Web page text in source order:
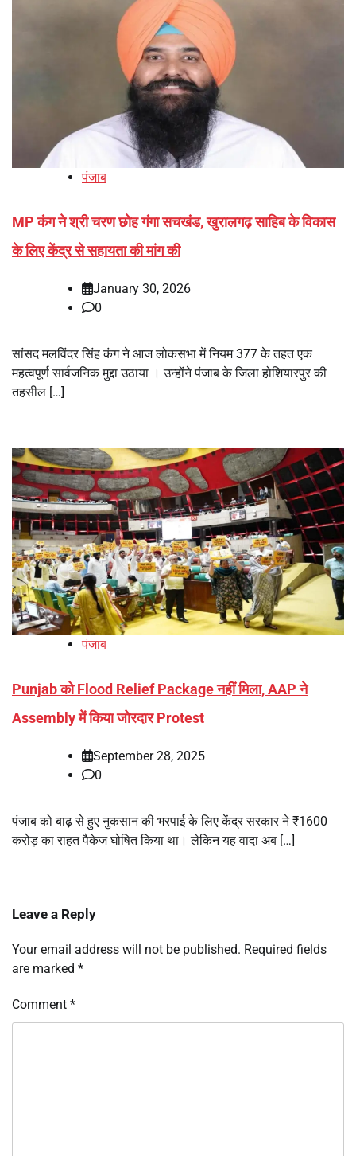
पंजाब
MP कंग ने श्री चरण छोह गंगा सचखंड, खुरालगढ़ साहिब के विकास
के लिए केंद्र से सहायता की मांग की
January 30, 2026
0
सांसद मलविंदर सिंह कंग ने आज लोकसभा में नियम 377 के तहत एक
महत्वपूर्ण सार्वजनिक मुद्दा उठाया । उन्होंने पंजाब के जिला होशियारपुर की
तहसील […]
पंजाब
Punjab को Flood Relief Package नहीं मिला, AAP ने
Assembly में किया जोरदार Protest
September 28, 2025
0
पंजाब को बाढ़ से हुए नुकसान की भरपाई के लिए केंद्र सरकार ने ₹1600
करोड़ का राहत पैकेज घोषित किया था। लेकिन यह वादा अब […]
Leave a Reply
Your email address will not be published. Required fields
are marked *
Comment *